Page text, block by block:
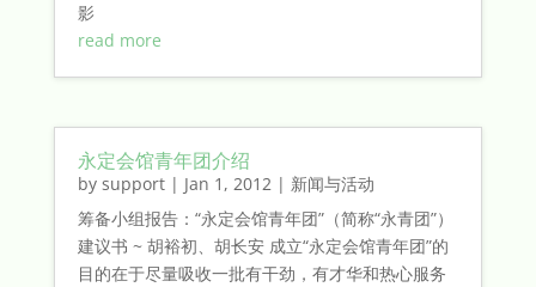
影
read more
永定会馆青年团介绍
by support| Jan 1, 2012| 新闻与活动
筹备小组报告：“永定会馆青年团”（简称“永青团”）
建议书 ~ 胡裕初、胡长安 成立“永定会馆青年团”的
目的在于尽量吸收一批有干劲，有才华和热心服务